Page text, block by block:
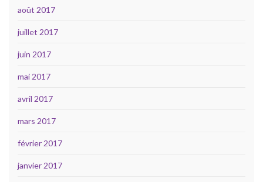
août 2017
juillet 2017
juin 2017
mai 2017
avril 2017
mars 2017
février 2017
janvier 2017